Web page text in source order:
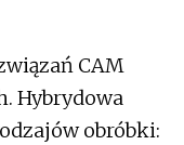
CAM
Hybrydowa
obróbki: